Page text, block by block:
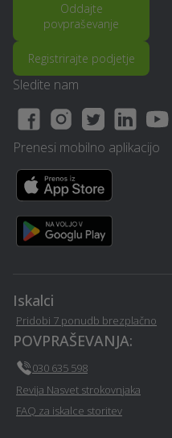
Iskalci
Pridobi 7 ponudb brezplačno
POVPRAŠEVANJA:
030 635 598
Revija Nasvet strokovnjaka
FAQ za iskalce storitev
Oddajte
povpraševanje
Registrirajte podjetje
Sledite nam
Prenesi mobilno aplikacijo